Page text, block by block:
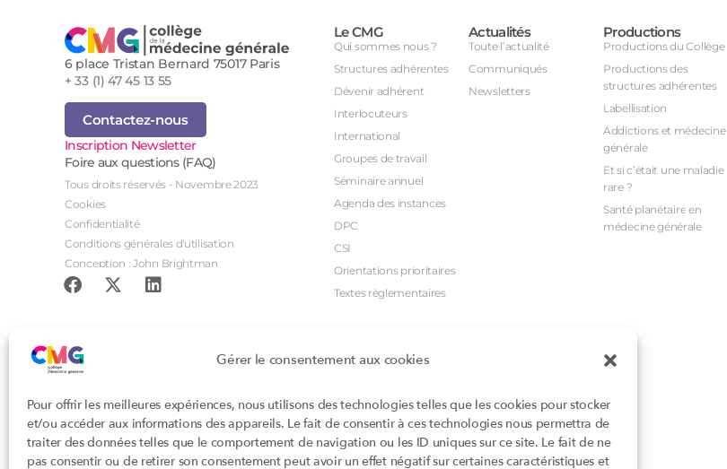
Gérer le consentement aux cookies
Pour offrir les meilleures expériences, nous utilisons des technologies telles que les cookies pour stocker
et/ou accéder aux informations des appareils. Le fait de consentir à ces technologies nous permettra de
traiter des données telles que le comportement de navigation ou les ID uniques sur ce site. Le fait de ne
pas consentir ou de retirer son consentement peut avoir un effet négatif sur certaines caractéristiques et
6 place Tristan Bernard 75017 Paris
+ 33 (1) 47 45 13 55
Contactez-nous
Inscription Newsletter
Foire aux questions (FAQ)
Tous droits réservés - Novembre 2023
Cookies
Confidentialité
Conditions générales d'utilisation
Conception : John Brightman
Le CMG
Qui sommes nous ?
Structures adhérentes
Dévenir adhérent
Interlocuteurs
International
Groupes de travail
Séminaire annuel
Agenda des instances
DPC
CSI
Orientations prioritaires
Textes règlementaires
Actualités
Toute l’actualité
Communiqués
Newsletters
Productions
Productions du Collège
Productions des
structures adhérentes
Labellisation
Addictions et médecine
générale
Et si c’était une maladie
rare ?
Santé planétaire en
médecine générale